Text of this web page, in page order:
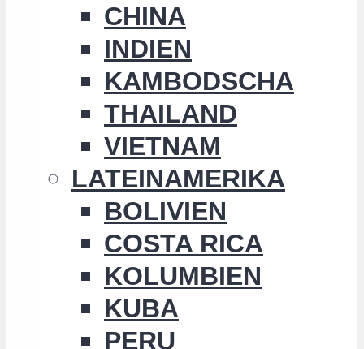
CHINA
INDIEN
KAMBODSCHA
THAILAND
VIETNAM
LATEINAMERIKA
BOLIVIEN
COSTA RICA
KOLUMBIEN
KUBA
PERU